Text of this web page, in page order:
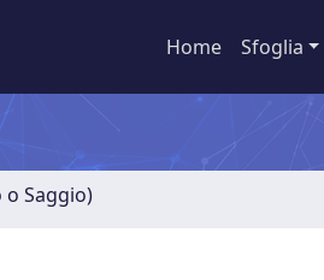
Home Sfoglia
Saggio)